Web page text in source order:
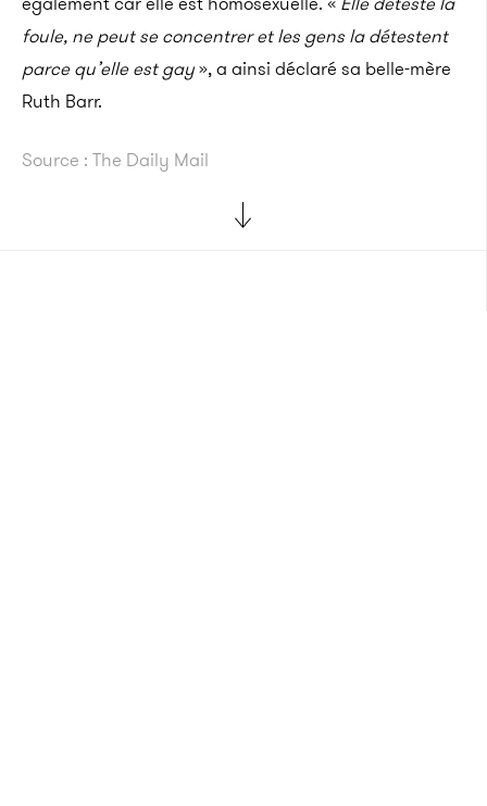
foule, ne peut se concentrer et les gens la détestent
parce qu’elle est gay», a ainsi déclaré sa belle-mère
Ruth Barr.
Source : The Daily Mail